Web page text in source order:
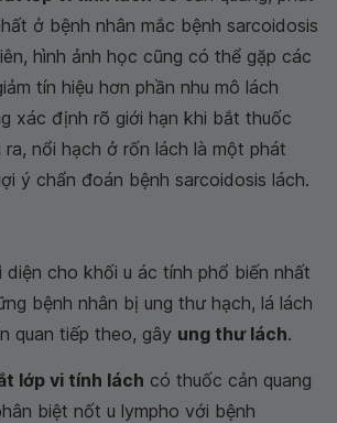
ở bệnh nhân mắc bệnh sarcoidosis
hình ảnh học cũng có thể gặp các
tín hiệu hơn phần nhu mô lách
xác định rõ giới hạn khi bắt thuốc
ra, nổi hạch ở rốn lách là một phát
ý chẩn đoán bệnh sarcoidosis lách.
diện cho khối u ác tính phổ biến nhất
bệnh nhân bị ung thư hạch, lá lách
quan tiếp theo, gây ung thư lách.
lớp vi tính lách có thuốc cản quang
biệt nốt u lympho với bệnh